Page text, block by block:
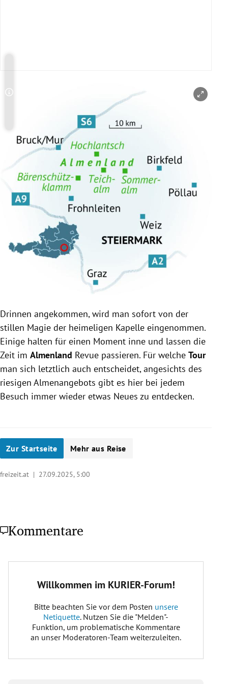
Copyright-Hinweis öffnen/schließen
Drinnen angekommen, wird man sofort von der
stillen Magie der heimeligen Kapelle eingenommen.
Einige halten für einen Moment inne und lassen die
Zeit im Almenland Revue passieren. Für welche Tour
man sich letztlich auch entscheidet, angesichts des
riesigen Almenangebots gibt es hier bei jedem
Besuch immer wieder etwas Neues zu entdecken.
Zur Startseite Mehr aus Reise
freizeit.at | 27.09.2025, 5:00
Kommentare